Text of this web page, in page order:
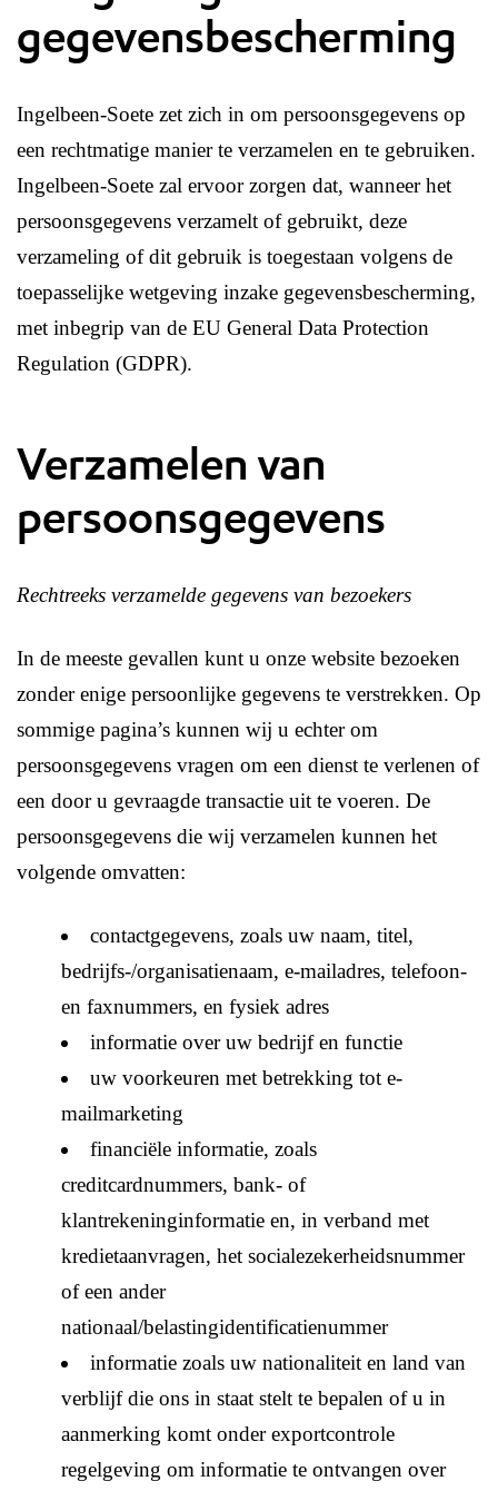
gegevensbescherming
Ingelbeen-Soete zet zich in om persoonsgegevens op
een rechtmatige manier te verzamelen en te gebruiken.
Ingelbeen-Soete zal ervoor zorgen dat, wanneer het
persoonsgegevens verzamelt of gebruikt, deze
verzameling of dit gebruik is toegestaan volgens de
toepasselijke wetgeving inzake gegevensbescherming,
met inbegrip van de EU General Data Protection
Regulation (GDPR).
Verzamelen van
persoonsgegevens
Rechtreeks verzamelde gegevens van bezoekers
In de meeste gevallen kunt u onze website bezoeken
zonder enige persoonlijke gegevens te verstrekken. Op
sommige pagina’s kunnen wij u echter om
persoonsgegevens vragen om een dienst te verlenen of
een door u gevraagde transactie uit te voeren. De
persoonsgegevens die wij verzamelen kunnen het
volgende omvatten:
contactgegevens, zoals uw naam, titel,
bedrijfs-/organisatienaam, e-mailadres, telefoon-
en faxnummers, en fysiek adres
informatie over uw bedrijf en functie
uw voorkeuren met betrekking tot e-
mailmarketing
financiële informatie, zoals
creditcardnummers, bank- of
klantrekeninginformatie en, in verband met
kredietaanvragen, het socialezekerheidsnummer
of een ander
nationaal/belastingidentificatienummer
informatie zoals uw nationaliteit en land van
verblijf die ons in staat stelt te bepalen of u in
aanmerking komt onder exportcontrole
regelgeving om informatie te ontvangen over